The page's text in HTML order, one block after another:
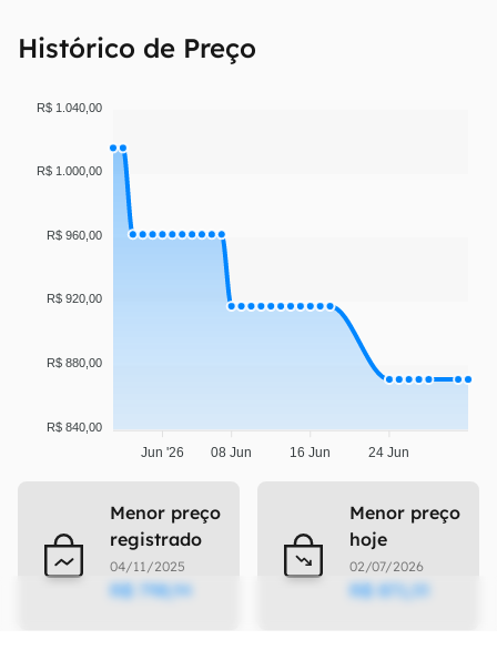
Histórico de Preço
R$ 1.040,00
R$ 1.000,00
R$ 960,00
R$ 920,00
R$ 880,00
R$ 840,00
Jun '26 08 Jun 16 Jun 24 Jun
Menor preço
registrado
04/11/2025
R$ 798,94
Menor preço
hoje
02/07/2026
R$871,33